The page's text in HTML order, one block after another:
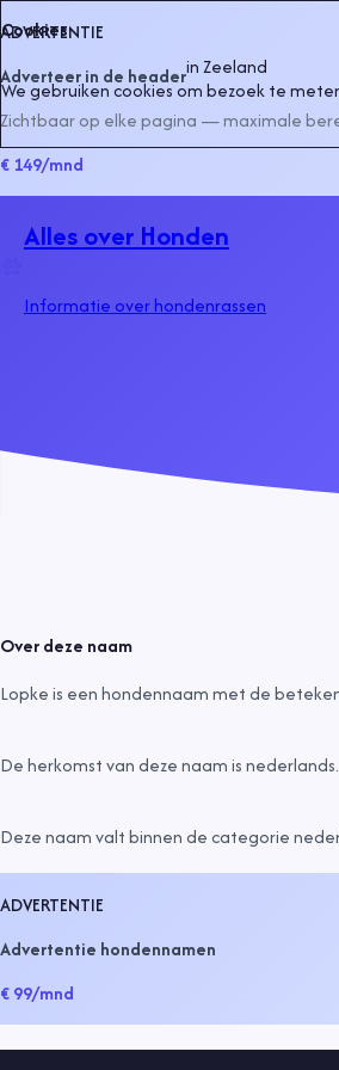
ADVERTENTIE
Adverteer in de headerinZeeland
Zichtbaar op elke pagina — maximale
€ 149/mnd
Alles over Honden
Informatie over hondenrassen
Over deze naam
Lopke is een hondennaam met de
De herkomst van deze naam isnederlands.
Deze naam valt binnen de categorie
ADVERTENTIE
Advertentie hondennamen
€ 99/mnd
Cookies
We gebruiken cookies om bezoek te